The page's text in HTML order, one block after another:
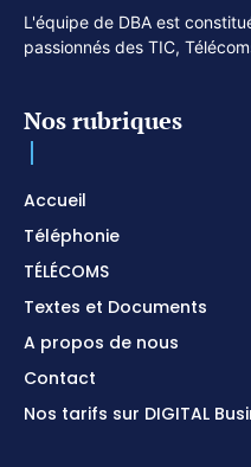
L'équipe de DBA est
passionnés des TIC,
Nos rubriques
Accueil
Téléphonie
TÉLÉCOMS
Textes et Documents
A propos de nous
Contact
Nos tarifs sur DIGITAL